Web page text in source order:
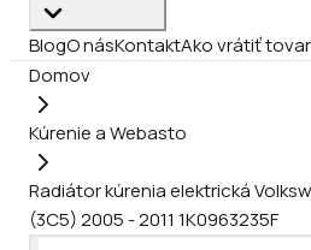
BlogO násKontaktAko vrátiť tovar
Domov
Kúrenie a Webasto
Radiátor kúrenia elektrická
(3C5) 2005 - 2011 1K0963235F